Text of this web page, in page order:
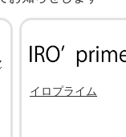
イロプライム
Next